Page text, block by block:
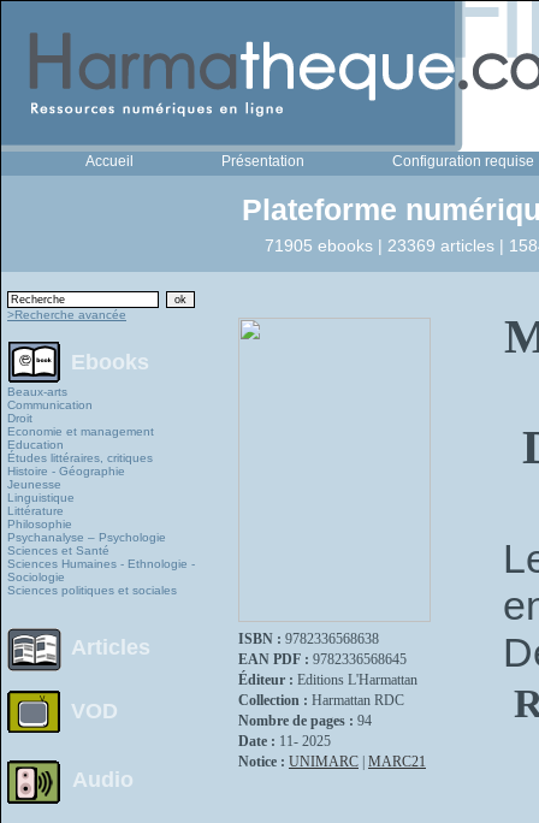
Accueil Présentation Configuration requise
Plateforme
71905 ebooks | 23369 articles |
>Recherche avancée
Ebooks
Beaux-arts
Communication
Droit
Economie et management
Education
Études littéraires, critiques
Histoire - Géographie
Jeunesse
Linguistique
Littérature
Philosophie
Psychanalyse – Psychologie
Sciences et Santé
Sciences Humaines - Ethnologie -
Sociologie
Sciences politiques et sociales
Articles
VOD
Audio
ISBN : 9782336568638
EAN PDF : 9782336568645
Éditeur : Editions L'Harmattan
Collection : Harmattan RDC
Nombre de pages : 94
Date : 11- 2025
Notice : UNIMARC MARC21